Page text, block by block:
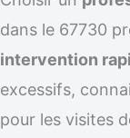
dans le 67730
intervention
excessifs,
pour les visites